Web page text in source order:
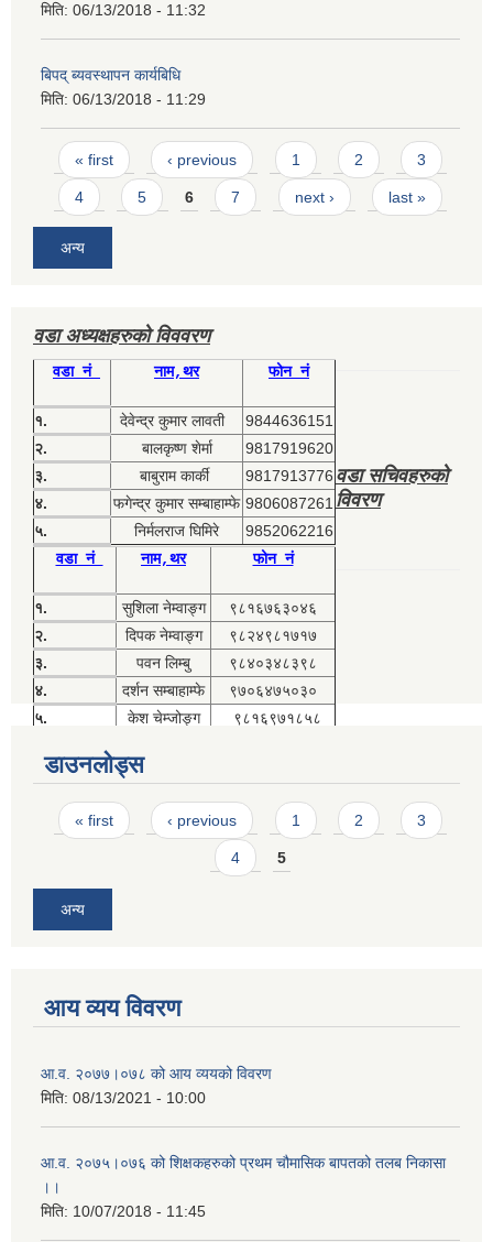
मिति: 06/13/2018 - 11:32
बिपद् ब्यवस्थापन कार्यबिधि
मिति: 06/13/2018 - 11:29
Pages
« first ‹ previous 1 2 3
4 5 6 7 next › last »
अन्य
वडा अध्यक्षहरुको विववरण
वडा नं नाम,थर फोन नं
१. देवेन्द्र कुमार लावती
9844636151
२.
बालकृष्ण शेर्मा
9817919620
३.
बाबुराम कार्की
9817913776
४.
फगेन्द्र कुमार सम्बाहाम्फे 9806087261
५.
निर्मलराज घिमिरे 9852062216
वडा सचिवहरुको
विवरण
वडा नं नाम,थर फोन नं
१. सुशिला नेम्वाङ्ग
९८१६७६३०४६
२.
दिपक नेम्वाङ्ग
९८२४९८१७१७
३.
पवन लिम्बु
९८४०३४८३९८
४.
दर्शन सम्बाहाम्फे
९७०६४७५०३०
५.
केश चेम्जोङ्ग ९८१६९७१८५८
डाउनलोड्स
Pages
« first ‹ previous 1 2 3
4 5
अन्य
आय व्यय विवरण
आ.व. २०७७।०७८ को आय व्ययको विवरण
मिति: 08/13/2021 - 10:00
आ.व. २०७५।०७६ को शिक्षकहरुको प्रथम चौमासिक बापतको तलब निकासा
।।
मिति: 10/07/2018 - 11:45